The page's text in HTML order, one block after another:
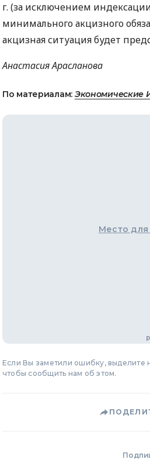
г. (за исключением
минимального акцизного
акцизная ситуация будет
Анастасия Арасланова
По материалам: Экономические
Место
Если Вы заметили ошибку, выделите
чтобы сообщить нам об этом.